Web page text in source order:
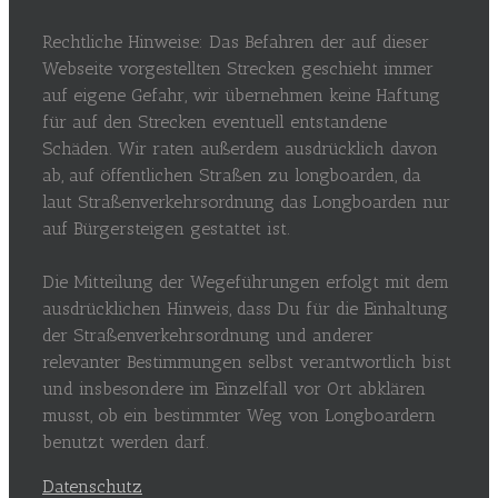
Rechtliche Hinweise: Das Befahren der auf dieser
Webseite vorgestellten Strecken geschieht immer
auf eigene Gefahr, wir übernehmen keine Haftung
für auf den Strecken eventuell entstandene
Schäden. Wir raten außerdem ausdrücklich davon
ab, auf öffentlichen Straßen zu longboarden, da
laut Straßenverkehrsordnung das Longboarden nur
auf Bürgersteigen gestattet ist.
Die Mitteilung der Wegeführungen erfolgt mit dem
ausdrücklichen Hinweis, dass Du für die Einhaltung
der Straßenverkehrsordnung und anderer
relevanter Bestimmungen selbst verantwortlich bist
und insbesondere im Einzelfall vor Ort abklären
musst, ob ein bestimmter Weg von Longboardern
benutzt werden darf.
Datenschutz